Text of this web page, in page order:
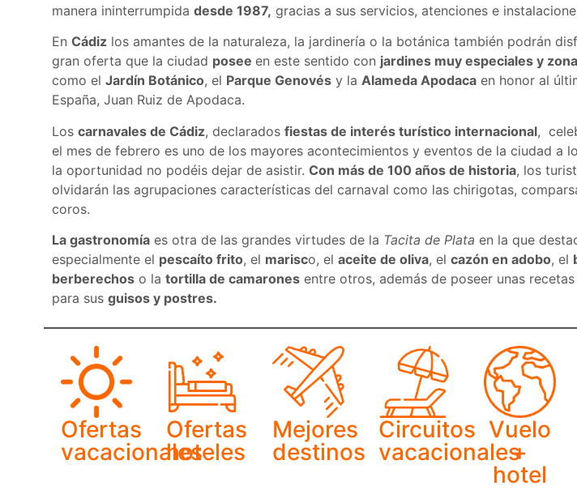
manera ininterrumpida desde 1987, gracias a sus servicios, atenciones e
En Cádizlos amantes de la naturaleza, la jardinería o la botánica también podrán
gran oferta que la ciudad posee en este sentido con jardines muy especiales y
como el Jardín Botánico, el Parque Genovésy la Alameda Apodacaen honor al
España, Juan Ruiz de Apodaca.
Los carnavales de Cádiz, declarados fiestas de interés turístico internacional,
el mes de febrero es uno de los mayores acontecimientos y eventos de la ciudad a
la oportunidad no podéis dejar de asistir. Con más de 100 años de historia, los
olvidarán las agrupaciones características del carnaval como las chirigotas,
coros.
La gastronomíaes otra de las grandes virtudes de la Tacita de Plata en la que
especialmente el pescaíto frito, el marisco, el aceite de oliva, el cazón en adobo, el
berberechoso la tortilla de camaronesentre otros, además de poseer unas
para sus guisos y postres.
Ofertas
vacacionales
Ofertas
hoteles
Mejores
destinos
Circuitos
vacacionales
Vuelo
+
hotel